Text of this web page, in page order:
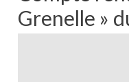
Grenelle »